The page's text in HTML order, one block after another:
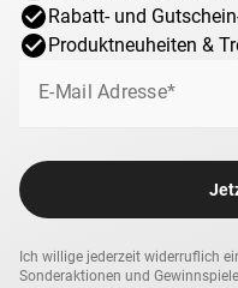
Rabatt- und
Produktneuheiten &
E-Mail Adresse*
Ich willige jederzeit widerruflich
Sonderaktionen und